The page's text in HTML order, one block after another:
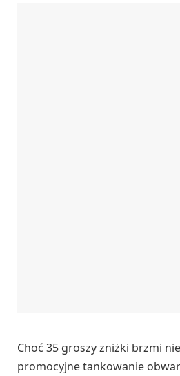
Choć 35 groszy zniżki brzmi
promocyjne tankowanie